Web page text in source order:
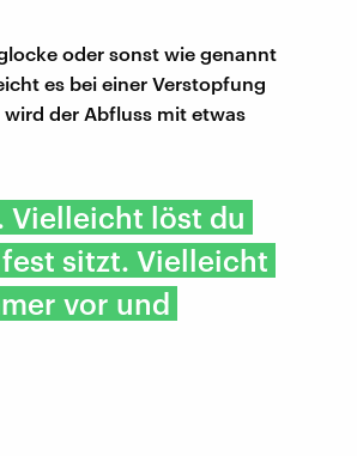
oder sonst wie genannt
es bei einer Verstopfung
der Abfluss mit etwas
Vielleicht löst du
sitzt. Vielleicht
vor und